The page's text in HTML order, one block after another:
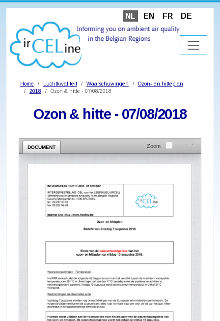
NL EN FR DE
Home Luchtkwaliteit Waarschuwingen
Ozon- en hitteplan
2018
Ozon & hitte - 07/08/2018
Ozon & hitte - 07/08/2018
DOCUMENT Zoom